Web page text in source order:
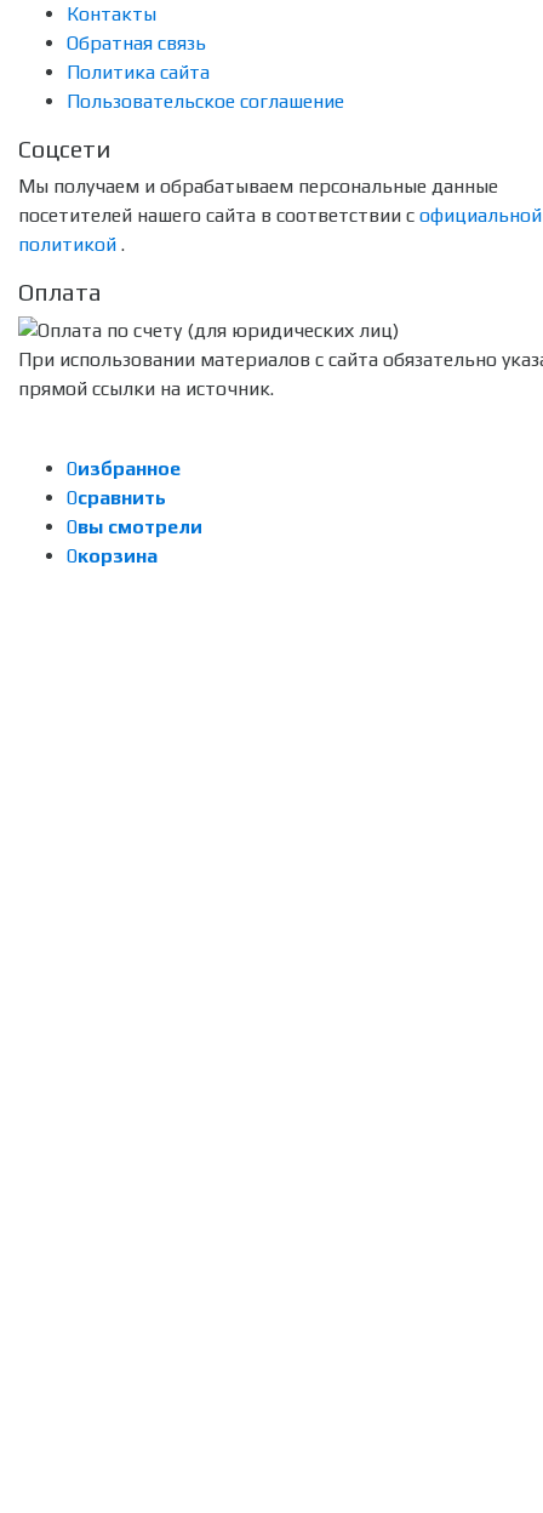
Контакты
Обратная связь
Политика сайта
Пользовательское соглашение
Соцсети
Мы получаем и обрабатываем персональные данные
посетителей нашего сайта в соответствии с официальной
политикой .
Оплата
При использовании материалов с сайта обязательно
прямой ссылки на источник.
0избранное
0сравнить
0вы смотрели
0корзина